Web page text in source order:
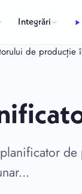
Integrări
de producție